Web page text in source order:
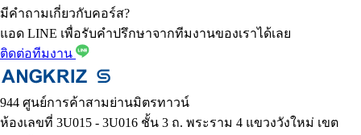
มีคำถามเกี่ยวกับคอร์ส?
แอด LINE เพื่อรับคำปรึกษาจากทีมงานของเราได้เลย
ติดต่อทีมงาน
944 ศูนย์การค้าสามย่านมิตรทาวน์
ห้องเลขที่ 3U015 - 3U016 ชั้น 3 ถ. พระราม 4 แขวงวังใหม่ เขต